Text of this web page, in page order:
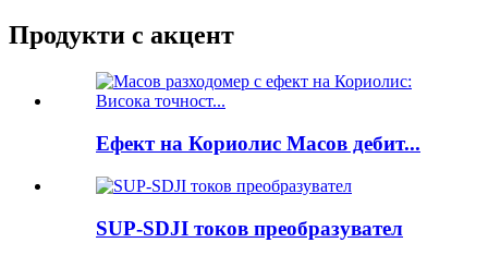
Продукти с акцент
Ефект на Кориолис Масов дебит...
SUP-SDJI токов преобразувател